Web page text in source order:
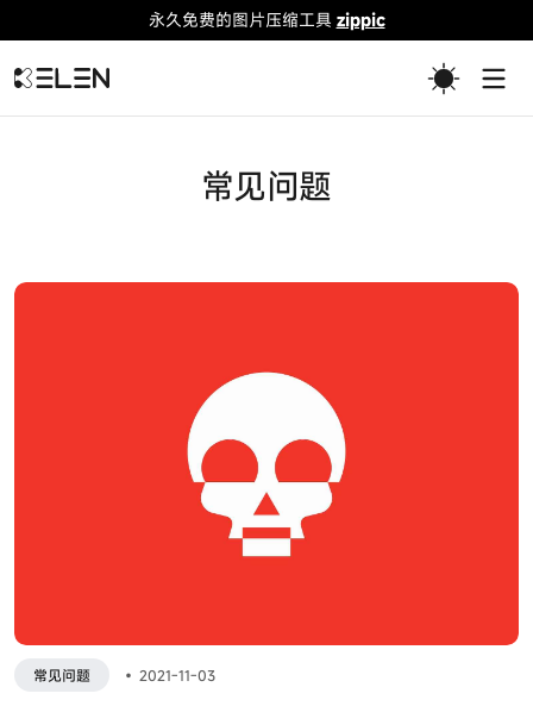
永久免费的图片压缩工具 zippic
常见问题
常见问题 • 2021-11-03